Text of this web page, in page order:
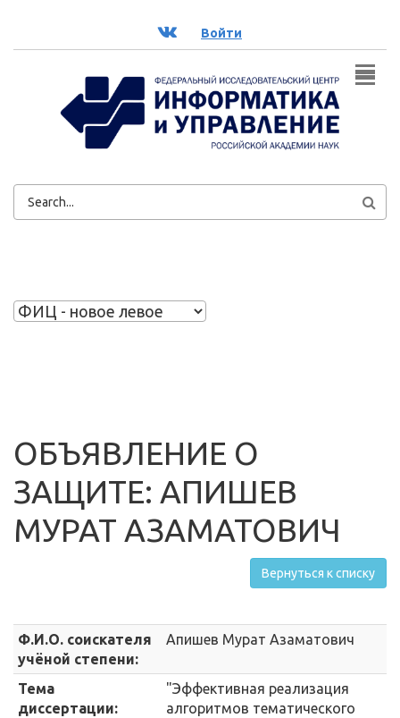
ВК Войти
ФОРМА
ОБЪЯВЛЕНИЕ О
ЗАЩИТЕ: АПИШЕВ
МУРАТ АЗАМАТОВИЧ
Вернуться к списку
Ф.И.О. соискателя
учёной степени:
Апишев Мурат Азаматович
Тема
диссертации:
"Эффективная реализация
алгоритмов тематического